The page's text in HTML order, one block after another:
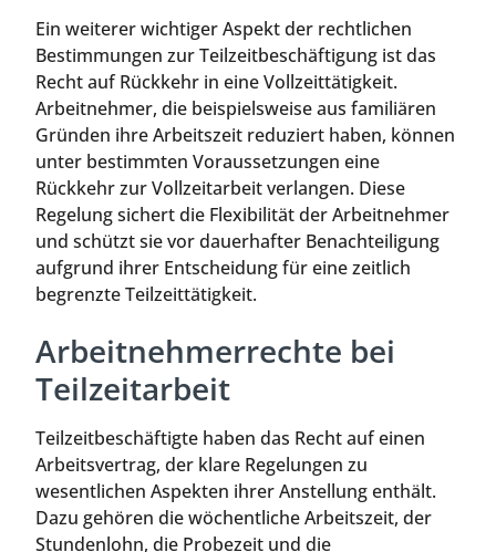
Ein weiterer wichtiger Aspekt der rechtlichen
Bestimmungen zur Teilzeitbeschäftigung ist das
Recht auf Rückkehr in eine Vollzeittätigkeit.
Arbeitnehmer, die beispielsweise aus familiären
Gründen ihre Arbeitszeit reduziert haben, können
unter bestimmten Voraussetzungen eine
Rückkehr zur Vollzeitarbeit verlangen. Diese
Regelung sichert die Flexibilität der Arbeitnehmer
und schützt sie vor dauerhafter Benachteiligung
aufgrund ihrer Entscheidung für eine zeitlich
begrenzte Teilzeittätigkeit.
Arbeitnehmerrechte bei
Teilzeitarbeit
Teilzeitbeschäftigte haben das Recht auf einen
Arbeitsvertrag, der klare Regelungen zu
wesentlichen Aspekten ihrer Anstellung enthält.
Dazu gehören die wöchentliche Arbeitszeit, der
Stundenlohn, die Probezeit und die